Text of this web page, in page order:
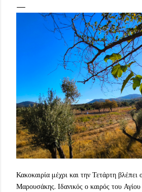
Κακοκαιρία μέχρι και την Τετάρτη βλέπει
Μαρουσάκης. Ιδανικός ο καιρός του